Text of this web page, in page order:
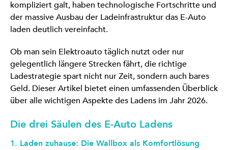
kompliziert galt, haben technologische Fortschritte und
der massive Ausbau der Ladeinfrastruktur das E-Auto
laden deutlich vereinfacht.
Ob man sein Elektroauto täglich nutzt oder nur
gelegentlich längere Strecken fährt, die richtige
Ladestrategie spart nicht nur Zeit, sondern auch bares
Geld. Dieser Artikel bietet einen umfassenden Überblick
über alle wichtigen Aspekte des Ladens im Jahr 2026.
Die drei Säulen des E-Auto Ladens
1. Laden zuhause: Die Wallbox als Komfortlösung